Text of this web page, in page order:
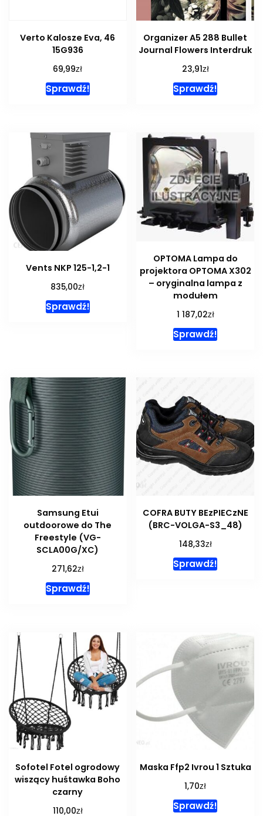
Verto Kalosze Eva, 46
15G936
69,99zł
Sprawdź!
Organizer A5 288 Bullet
Journal Flowers Interdruk
23,91zł
Sprawdź!
Vents NKP 125-1,2-1
835,00zł
Sprawdź!
OPTOMA Lampa do
projektora OPTOMA X302
– oryginalna lampa z
modułem
1 187,02zł
Sprawdź!
Samsung Etui
outdoorowe do The
Freestyle (VG-
SCLA00G/XC)
271,62zł
Sprawdź!
COFRA BUTY BEzPIECzNE
(BRC-VOLGA-S3_48)
148,33zł
Sprawdź!
Sofotel Fotel ogrodowy
wiszący huśtawka Boho
czarny
110,00zł
Maska Ffp2 Ivrou 1 Sztuka
1,70zł
Sprawdź!